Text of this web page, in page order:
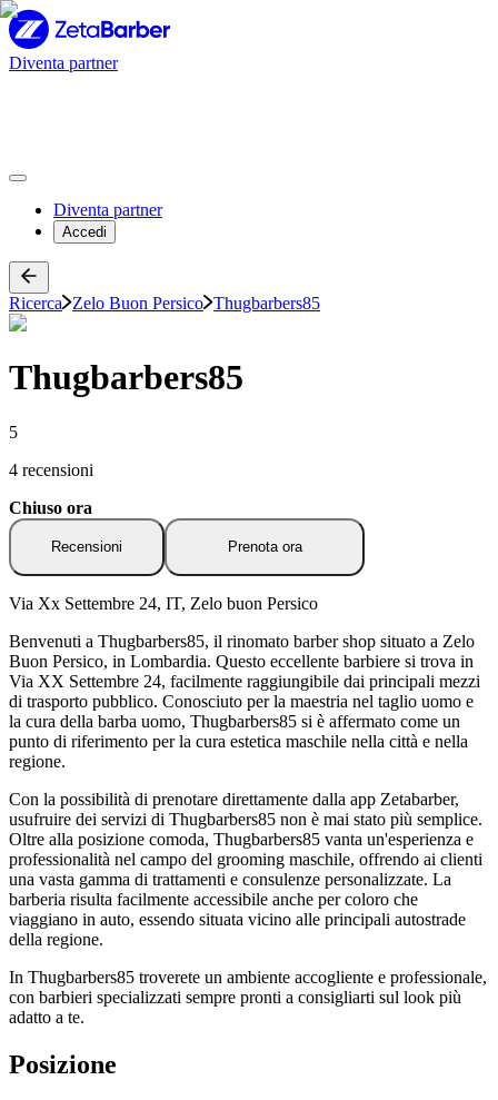
Diventa partner
Diventa partner
Accedi
Ricerca Zelo Buon Persico Thugbarbers85
Thugbarbers85
5
4 recensioni
Chiuso ora
Recensioni Prenota ora
Via Xx Settembre 24, IT, Zelo buon Persico
Benvenuti a Thugbarbers85, il rinomato barber shop situato a Zelo
Buon Persico, in Lombardia. Questo eccellente barbiere si trova in
Via XX Settembre 24, facilmente raggiungibile dai principali mezzi
di trasporto pubblico. Conosciuto per la maestria nel taglio uomo e
la cura della barba uomo, Thugbarbers85 si è affermato come un
punto di riferimento per la cura estetica maschile nella città e nella
regione.
Con la possibilità di prenotare direttamente dalla app Zetabarber,
usufruire dei servizi di Thugbarbers85 non è mai stato più semplice.
Oltre alla posizione comoda, Thugbarbers85 vanta un'esperienza e
professionalità nel campo del grooming maschile, offrendo ai clienti
una vasta gamma di trattamenti e consulenze personalizzate. La
barberia risulta facilmente accessibile anche per coloro che
viaggiano in auto, essendo situata vicino alle principali autostrade
della regione.
In Thugbarbers85 troverete un ambiente accogliente e professionale,
con barbieri specializzati sempre pronti a consigliarti sul look più
adatto a te.
Posizione